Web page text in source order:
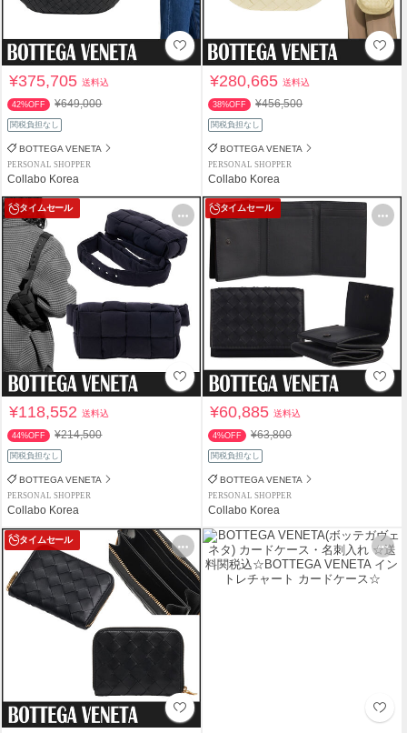
¥375,705送料込
42%OFF ¥649,000
関税負担なし
BOTTEGA VENETA
PERSONAL SHOPPER
Collabo Korea
¥280,665送料込
38%OFF ¥456,500
関税負担なし
BOTTEGA VENETA
PERSONAL SHOPPER
Collabo Korea
タイムセール
¥118,552送料込
44%OFF ¥214,500
関税負担なし
BOTTEGA VENETA
PERSONAL SHOPPER
Collabo Korea
タイムセール
¥60,885送料込
4%OFF ¥63,800
関税負担なし
BOTTEGA VENETA
PERSONAL SHOPPER
Collabo Korea
タイムセール